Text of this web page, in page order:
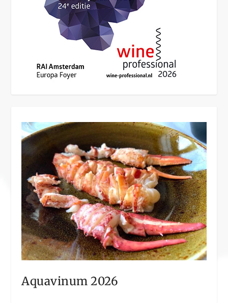
Aquavinum 2026